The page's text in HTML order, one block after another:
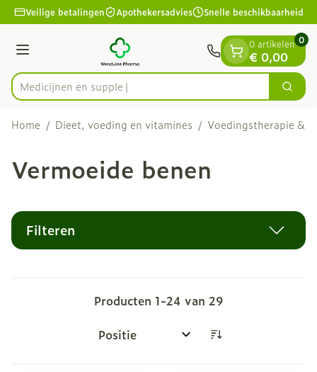
Ga naar de inhoud
1 van 1
Veilige betalingen Apothekersadvies Snelle beschikbaarheid
Menu
Product, merk, categorie...
M Zoek
0 artikelen
€ 0,00
0
Home / Dieet, voeding en vitamines / Voedingstherapie &
Vermoeide benen
Filteren
Producten 1-24 van 29
Sorteer op: